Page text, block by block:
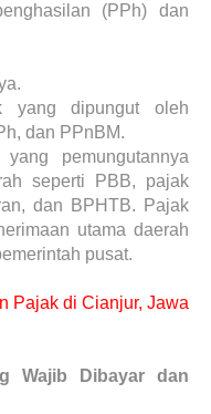
(PPh) dan
yang dipungut oleh
dan PPnBM.
pemungutannya
seperti PBB, pajak
dan BPHTB. Pajak
utama daerah
pusat.
Pajak di Cianjur, Jawa
Wajib Dibayar dan